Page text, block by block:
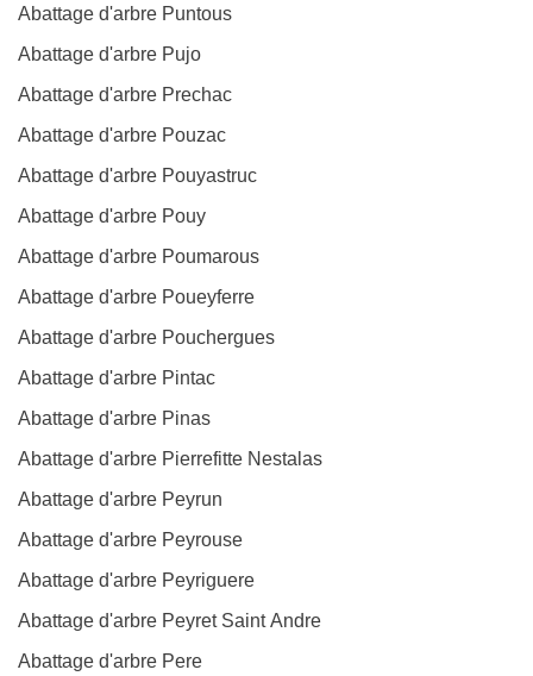
Abattage d'arbre Puntous
Abattage d'arbre Pujo
Abattage d'arbre Prechac
Abattage d'arbre Pouzac
Abattage d'arbre Pouyastruc
Abattage d'arbre Pouy
Abattage d'arbre Poumarous
Abattage d'arbre Poueyferre
Abattage d'arbre Pouchergues
Abattage d'arbre Pintac
Abattage d'arbre Pinas
Abattage d'arbre Pierrefitte Nestalas
Abattage d'arbre Peyrun
Abattage d'arbre Peyrouse
Abattage d'arbre Peyriguere
Abattage d'arbre Peyret Saint Andre
Abattage d'arbre Pere